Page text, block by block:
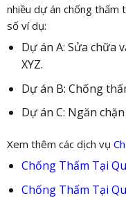
nhiều dự án chống thấm
số ví dụ:
Dự án A: Sửa chữa
XYZ.
Dự án B: Chống
Dự án C: Ngăn
Xem thêm các dịch vụ
Chống Thấm Tại
Chống Thấm Tại